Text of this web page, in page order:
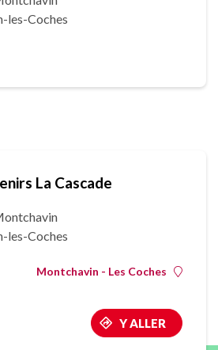
les-Coches
La Cascade
les-Coches
Montchavin - Les Coches
Y ALLER